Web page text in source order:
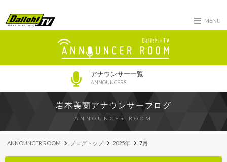
MENU
アナウンサー一覧
ANNOUNCERS
岩本美蘭アナウンサーブログ
ANNOUNCER ROOM
ANNOUNCER ROOM ブログトップ 2025年 7月